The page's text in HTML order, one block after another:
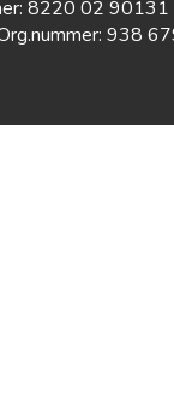
8220 02
938